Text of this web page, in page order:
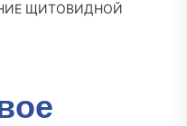
ЩИТОВИДНОЙ